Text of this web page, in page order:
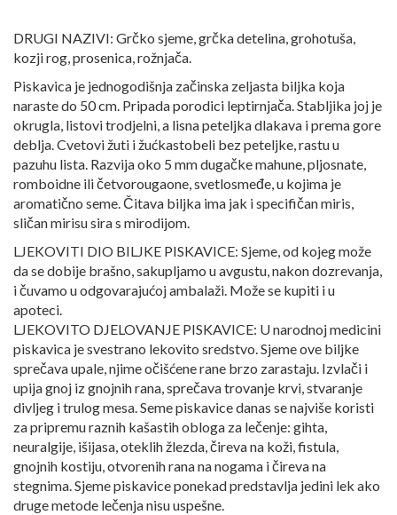
DRUGI NAZIVI: Grčko sjeme, grčka detelina, grohotuša,
kozji rog, prosenica, rožnjača.
Piskavica je jednogodišnja začinska zeljasta biljka koja
naraste do 50 cm. Pripada porodici leptirnjača. Stabljika joj je
okrugla, listovi trodjelni, a lisna peteljka dlakava i prema gore
deblja. Cvetovi žuti i žućkastobeli bez peteljke, rastu u
pazuhu lista. Razvija oko 5 mm dugačke mahune, pljosnate,
romboidne ili četvorougaone, svetlosmeđe, u kojima je
aromatično seme. Čitava biljka ima jak i specifičan miris,
sličan mirisu sira s mirodijom.
LJEKOVITI DIO BILJKE PISKAVICE: Sjeme, od kojeg može
da se dobije brašno, sakupljamo u avgustu, nakon dozrevanja,
i čuvamo u odgovarajućoj ambalaži. Može se kupiti i u
apoteci.
LJEKOVITO DJELOVANJE PISKAVICE: U narodnoj medicini
piskavica je svestrano lekovito sredstvo. Sjeme ove biljke
sprečava upale, njime očišćene rane brzo zarastaju. Izvlači i
upija gnoj iz gnojnih rana, sprečava trovanje krvi, stvaranje
divljeg i trulog mesa. Seme piskavice danas se najviše koristi
za pripremu raznih kašastih obloga za lečenje: gihta,
neuralgije, išijasa, oteklih žlezda, čireva na koži, fistula,
gnojnih kostiju, otvorenih rana na nogama i čireva na
stegnima. Sjeme piskavice ponekad predstavlja jedini lek ako
druge metode lečenja nisu uspešne.